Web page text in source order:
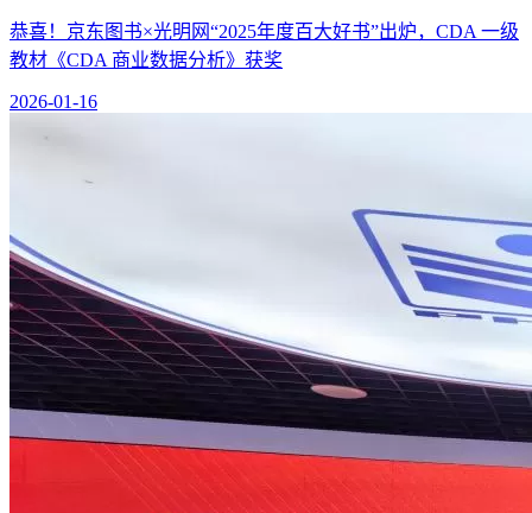
恭喜！京东图书×光明网“2025年度百大好书”出炉，CDA 一级
教材《CDA 商业数据分析》获奖
2026-01-16